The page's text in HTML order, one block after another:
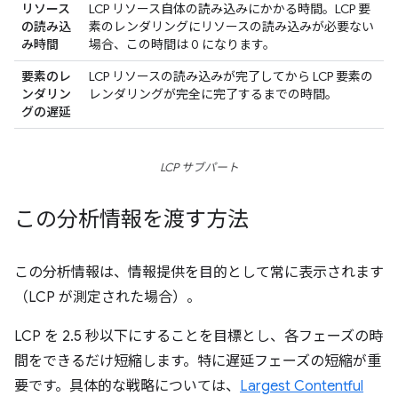
リソース
の読み込
み時間
LCP リソース自体の読み込みにかかる時間。LCP 要
素のレンダリングにリソースの読み込みが必要ない
場合、この時間は 0 になります。
要素のレ
ンダリン
グの遅延
LCP リソースの読み込みが完了してから LCP 要素の
レンダリングが完全に完了するまでの時間。
LCP サブパート
この分析情報を渡す方法
この分析情報は、情報提供を目的として常に表示されます
（LCP が測定された場合）。
LCP を 2.5 秒以下にすることを目標とし、各フェーズの時
間をできるだけ短縮します。特に遅延フェーズの短縮が重
要です。具体的な戦略については、 Largest Contentful